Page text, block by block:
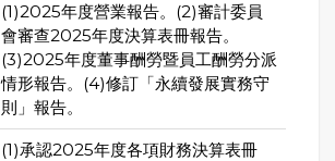
(1)2025年度營業報告。(2)審計委員
會審查2025年度決算表冊報告。
(3)2025年度董事酬勞暨員工酬勞分派
情形報告。(4)修訂「永續發展實務守
則」報告。
(1)承認2025年度各項財務決算表冊